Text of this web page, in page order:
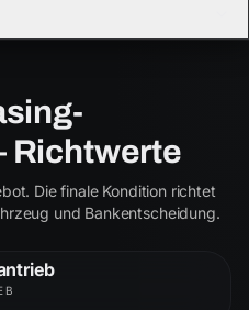
Richtwerte
Die finale Kondition richtet
und Bankentscheidung.